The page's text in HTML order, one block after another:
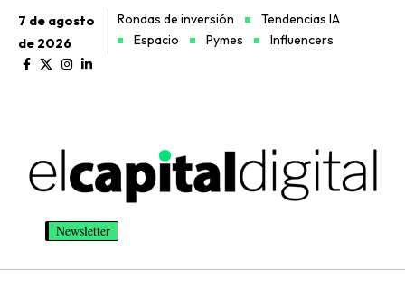
7 de agosto
de 2026
Rondas de inversión
Tendencias IA
Espacio
Pymes Influencers
Newsletter